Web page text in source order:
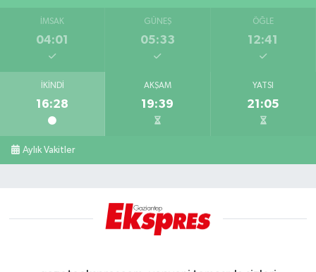
İMSAK
04:01
GÜNEŞ
05:33
ÖĞLE
12:41
İKINDI
16:28
AKŞAM
19:39
YATSI
21:05
Aylık Vakitler